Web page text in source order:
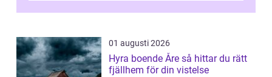
01 augusti 2026
Hyra boende Åre så hittar du rätt
fjällhem för din vistelse